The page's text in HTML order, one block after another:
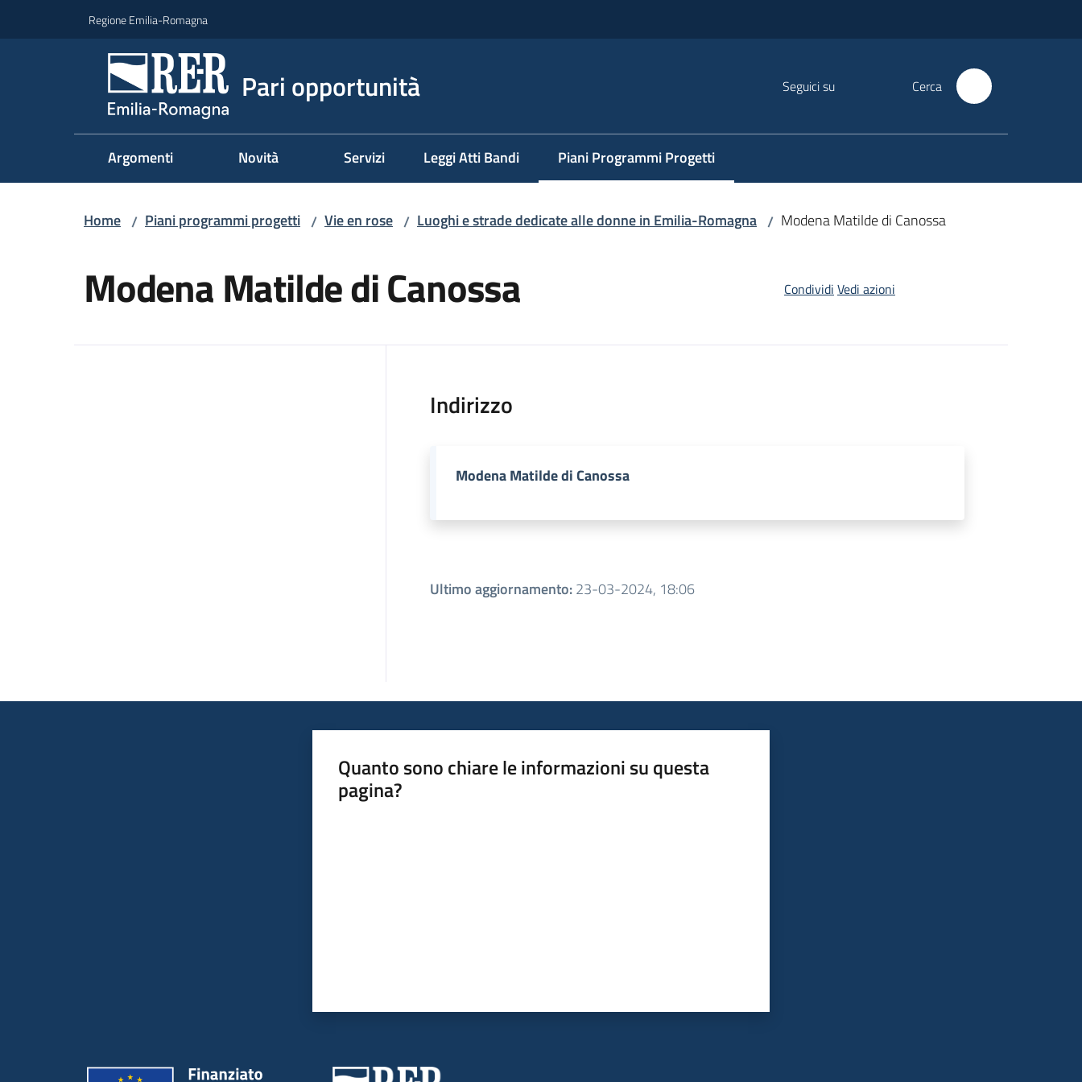
Regione Emilia-Romagna
Pari opportunità Seguici su Cerca
Argomenti Novità Servizi Leggi Atti Bandi Piani Programmi Progetti
Menu selezionato
Home / Piani programmi progetti / Vie en rose / Luoghi e strade dedicate alle donne in Emilia-Romagna / Modena Matilde di Canossa
Modena Matilde di Canossa Condividi Vedi azioni
Indirizzo
Modena Matilde di Canossa
Ultimo aggiornamento:23-03-2024, 18:06
Quanto sono chiare le informazioni su questa
pagina?